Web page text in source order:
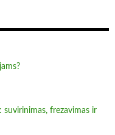
suvirinimas, frezavimas ir